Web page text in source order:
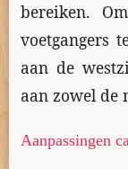
bereiken.
voetgangers
aan de
aan zowel de
Aanpassingen